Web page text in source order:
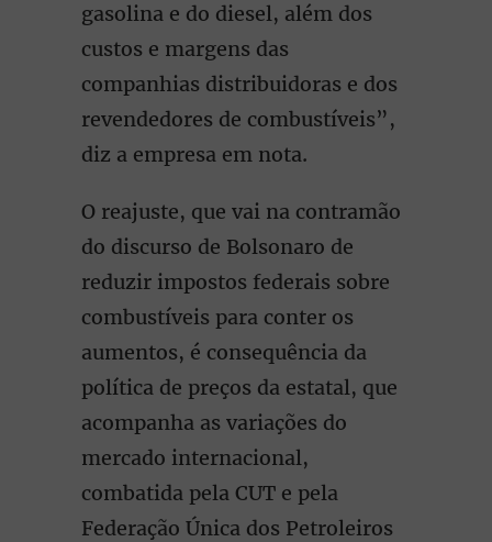
gasolina e do diesel, além dos
custos e margens das
companhias distribuidoras e dos
revendedores de combustíveis”,
diz a empresa em nota.
O reajuste, que vai na contramão
do discurso de Bolsonaro de
reduzir impostos federais sobre
combustíveis para conter os
aumentos, é consequência da
política de preços da estatal, que
acompanha as variações do
mercado internacional,
combatida pela CUT e pela
Federação Única dos Petroleiros